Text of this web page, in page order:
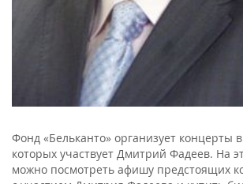
Фонд «Бельканто» организует концерты
которых участвует Дмитрий Фадеев. На
можно посмотреть афишу предстоящих